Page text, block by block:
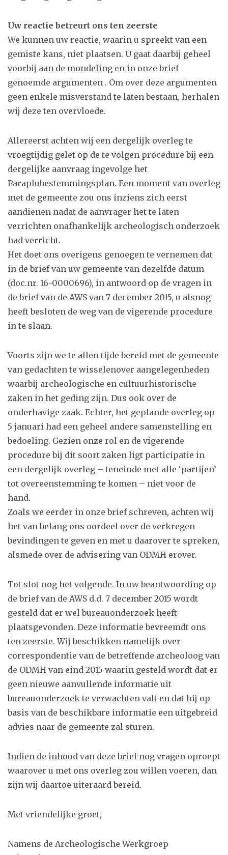
Uw reactie betreurt ons ten zeerste
We kunnen uw reactie, waarin u spreekt van een
gemiste kans, niet plaatsen. U gaat daarbij geheel
voorbij aan de mondeling en in onze brief
genoemde argumenten . Om over deze argumenten
geen enkele misverstand te laten bestaan, herhalen
wij deze ten overvloede.
Allereerst achten wij een dergelijk overleg te
vroegtijdig gelet op de te volgen procedure bij een
dergelijke aanvraag ingevolge het
Paraplubestemmingsplan. Een moment van overleg
met de gemeente zou ons inziens zich eerst
aandienen nadat de aanvrager het te laten
verrichten onafhankelijk archeologisch onderzoek
had verricht.
Het doet ons overigens genoegen te vernemen dat
in de brief van uw gemeente van dezelfde datum
(doc.nr. 16-0000696), in antwoord op de vragen in
de brief van de AWS van 7 december 2015, u alsnog
heeft besloten de weg van de vigerende procedure
in te slaan.
Voorts zijn we te allen tijde bereid met de gemeente
van gedachten te wisselenover aangelegenheden
waarbij archeologische en cultuurhistorische
zaken in het geding zijn. Dus ook over de
onderhavige zaak. Echter, het geplande overleg op
5 januari had een geheel andere samenstelling en
bedoeling. Gezien onze rol en de vigerende
procedure bij dit soort zaken ligt participatie in
een dergelijk overleg – teneinde met alle ‘partijen’
tot overeenstemming te komen – niet voor de
hand.
Zoals we eerder in onze brief schreven, achten wij
het van belang ons oordeel over de verkregen
bevindingen te geven en met u daarover te spreken,
alsmede over de advisering van ODMH erover.
Tot slot nog het volgende. In uw beantwoording op
de brief van de AWS d.d. 7 december 2015 wordt
gesteld dat er wel bureauonderzoek heeft
plaatsgevonden. Deze informatie bevreemdt ons
ten zeerste. Wij beschikken namelijk over
correspondentie van de betreffende archeoloog van
de ODMH van eind 2015 waarin gesteld wordt dat er
geen nieuwe aanvullende informatie uit
bureauonderzoek te verwachten valt en dat hij op
basis van de beschikbare informatie een uitgebreid
advies naar de gemeente zal sturen.
Indien de inhoud van deze brief nog vragen oproept
waarover u met ons overleg zou willen voeren, dan
zijn wij daartoe uiteraard bereid.
Met vriendelijke groet,
Namens de Archeologische Werkgroep